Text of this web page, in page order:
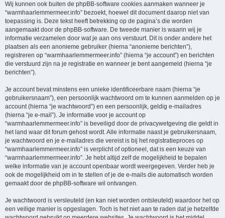
Wij kunnen ook buiten de phpBB-software cookies aanmaken wanneer je
“warmhaarlemmermeer.info” bezoekt, hoewel dit document daarop niet van
toepassing is. Deze tekst heeft betrekking op de pagina’s die worden
aangemaakt door de phpBB-software. De tweede manier is waarin wij je
informatie verzamelen door wat je aan ons verstuurt. Dit is onder andere het
plaatsen als een anonieme gebruiker (hierna “anonieme berichten”),
registreren op “warmhaarlemmermeer.info” (hierna “je account”) en berichten
die verstuurd zijn na je registratie en wanneer je bent aangemeld (hierna “je
berichten”).
Je account bevat minstens een unieke identificeerbare naam (hierna “je
gebruikersnaam”), een persoonlijk wachtwoord om te kunnen aanmelden op je
account (hierna “je wachtwoord”) en een persoonlijk, geldig e-mailadres
(hierna “je e-mail”). Je informatie voor je account op
“warmhaarlemmermeer.info” is beveiligd door de privacywetgeving die geldt in
het land waar dit forum gehost wordt. Alle informatie naast je gebruikersnaam,
je wachtwoord en je e-mailadres die vereist is bij het registratieproces op
“warmhaarlemmermeer.info” is verplicht of optioneel, dat is een keuze van
“warmhaarlemmermeer.info”. Je hebt altijd zelf de mogelijkheid te bepalen
welke informatie van je account openbaar wordt weergegeven. Verder heb je
ook de mogelijkheid om in te stellen of je de e-mails die automatisch worden
gemaakt door de phpBB-software wil ontvangen.
Je wachtwoord is versleuteld (en kan niet worden ontsleuteld) waardoor het op
een veilige manier is opgeslagen. Toch is het niet aan te raden dat je hetzelfde